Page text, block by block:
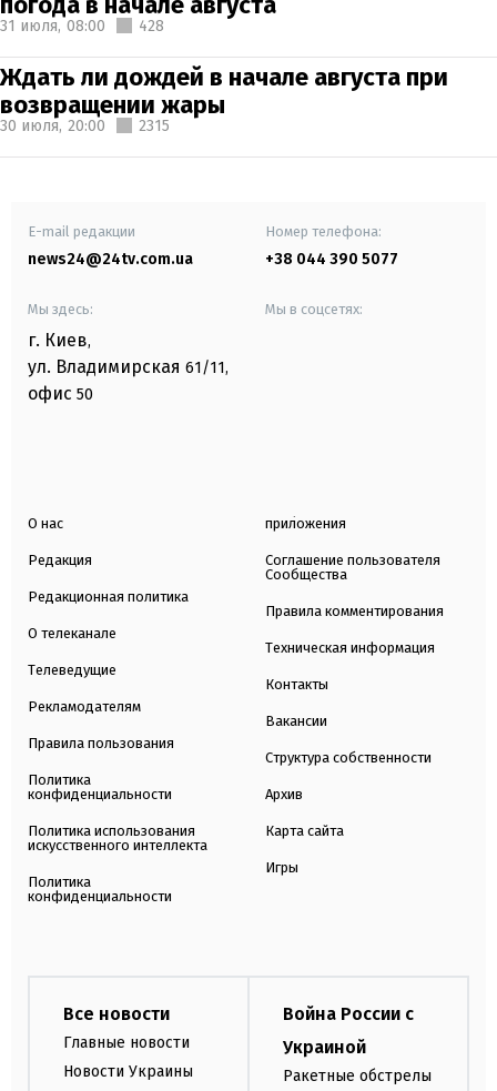
31 июля, 08:00 428
Ждать ли дождей в начале августа при
возвращении жары
30 июля, 20:00 2315
E-mail редакции
news24@24tv.com.ua
Номер телефона:
+38 044 390 5077
Мы здесь:
г. Киев,
ул. Владимирская 61/11,
офис 50
Мы в соцсетях:
О нас
Редакция
Редакционная политика
О телеканале
Телеведущие
Рекламодателям
Правила пользования
Политика
конфиденциальности
Политика использования
искусственного интеллекта
Политика
конфиденциальности
приложения
Соглашение пользователя
Сообщества
Правила комментирования
Техническая информация
Контакты
Вакансии
Структура собственности
Архив
Карта сайта
Игры
Все новости
Главные новости
Новости Украины
Война России с
Украиной
Ракетные обстрелы